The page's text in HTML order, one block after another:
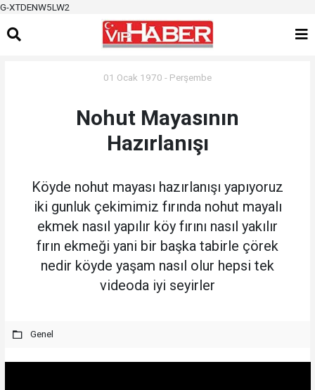
G-XTDENW5LW2
01 Ocak 1970 - Perşembe
Nohut Mayasının
Hazırlanışı
Köyde nohut mayası hazırlanışı yapıyoruz
iki gunluk çekimimiz fırında nohut mayalı
ekmek nasıl yapılır köy fırını nasıl yakılır
fırın ekmeği yani bir başka tabirle çörek
nedir köyde yaşam nasıl olur hepsi tek
videoda iyi seyirler
Genel